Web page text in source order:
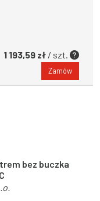
1 193,59 zł / szt.
Zamów
bez buczka